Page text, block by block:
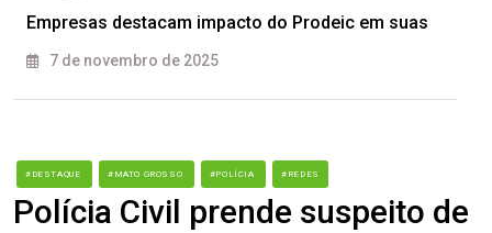
Empresas destacam impacto do Prodeic em suas
7 de novembro de 2025
#DESTAQUE #MATO GROSSO #POLÍCIA #REDES
Polícia Civil prende suspeito de